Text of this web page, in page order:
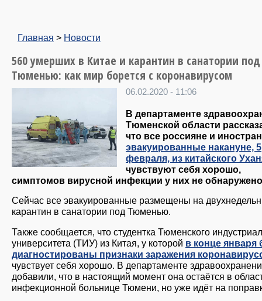
Главная > Новости
560 умерших в Китае и карантин в санатории под
Тюменью: как мир борется с коронавирусом
06.02.2020 - 11:06
В департаменте
Тюменской области
что все россияне и
эвакуированные накануне, 5
февраля, из китайского
чувствуют себя хорошо,
симптомов вирусной инфекции у них не
Сейчас все эвакуированные размещены на
карантин в санатории под Тюменью.
Также сообщается, что студентка Тюменского
университета (ТИУ) из Китая, у которой в конце января
диагностированы признаки заражения
чувствует себя хорошо. В департаменте
добавили, что в настоящий момент она остаётся в
инфекционной больнице Тюмени, но уже идёт на